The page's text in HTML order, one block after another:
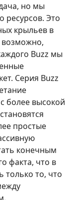
но мы
ресурсов. Это
крыльев в
возможно,
Buzz мы
Серия Buzz
более высокой
простые
конечным
факта, что в
только то, что